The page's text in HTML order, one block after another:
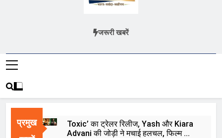
Jai Rashtra
हिंदी समाचार
जरूरी खबरें
प्रमुख
Toxic’ का ट्रेलर रिलीज, Yash और Kiara
Advani की जोड़ी ने मचाई हलचल, फिल्म को